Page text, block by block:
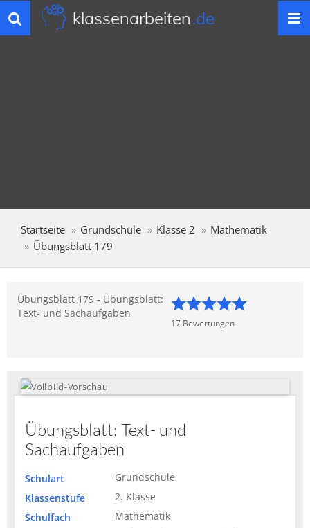
Toggle
navigation
klassenarbeiten.de
Startseite Grundschule Klasse 2
Mathematik
Übungsblatt 179
Übungsblatt 179 - Übungsblatt:
Text- und Sachaufgaben
17 Bewertungen
Übungsblatt: Text- und
Sachaufgaben
Schulart
Grundschule
Klassenstufe
2. Klasse
Schulfach
Mathematik